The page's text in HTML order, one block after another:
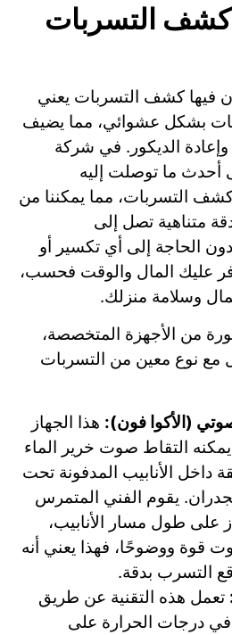
التسربات
فيها كشف التسربات يعني
بشكل عشوائي، مما يضيف
وإعادة الديكور. في شركة
أحدث ما توصلت إليه
التسربات، مما يمكننا من
متناهية تصل إلى
الحاجة إلى أي تكسير أو
عليك المال والوقت فحسب،
وسلامة منزلك.
من الأجهزة المتخصصة،
مع نوع معين من التسربات
(الأكوا فون): هذا الجهاز
التقاط صوت خرير الماء
داخل الأنابيب المدفونة تحت
يقوم الفني المتمرس
على طول مسار الأنابيب،
قوة ووضوحًا، فهذا يعني أنه
التسرب بدقة.
تعمل هذه التقنية عن طريق
درجات الحرارة على